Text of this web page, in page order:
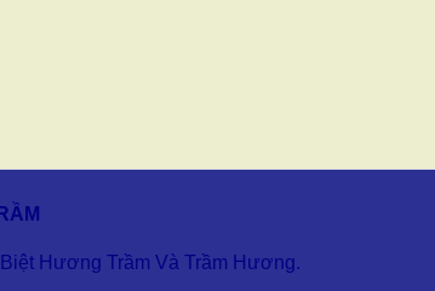
Hương Trầm Và Trầm Hương.